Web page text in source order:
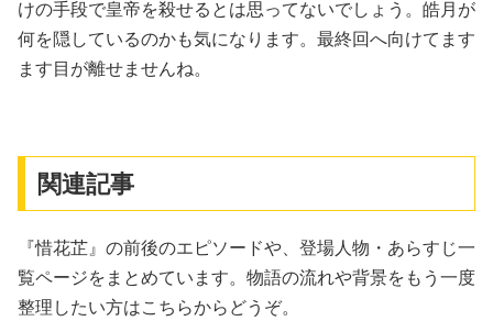
けの手段で皇帝を殺せるとは思ってないでしょう。皓月が
何を隠しているのかも気になります。最終回へ向けてます
ます目が離せませんね。
関連記事
『惜花芷』の前後のエピソードや、登場人物・あらすじ一
覧ページをまとめています。物語の流れや背景をもう一度
整理したい方はこちらからどうぞ。